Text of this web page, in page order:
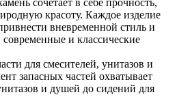
сочетает в себе прочность,
красоту. Каждое изделие
вневременной стиль и
и классические
для смесителей, унитазов и
запасных частей охватывает
и душей до сидений для